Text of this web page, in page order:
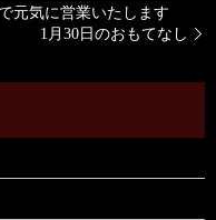
元気に営業いたします
1月30日のおもてなし